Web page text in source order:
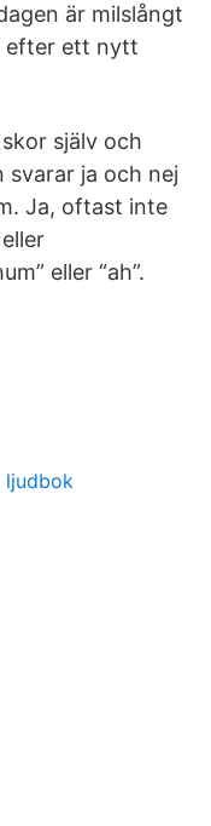
är milslångt
efter ett nytt
själv och
svarar ja och nej
Ja, oftast inte
eller “ah”.
ljudbok